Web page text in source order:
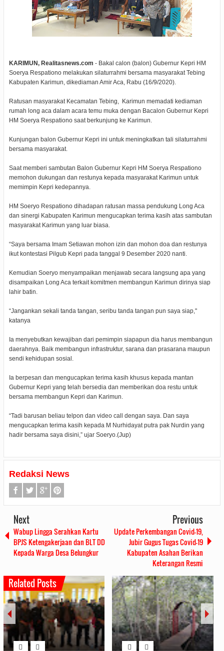
KARIMUN, Realitasnews.com - Bakal calon (balon) Gubernur Kepri HM
Soerya Respationo melakukan silaturrahmi bersama masyarakat Tebing
Kabupaten Karimun, dikediaman Amir Aca, Rabu (16/9/2020).
Ratusan masyarakat Kecamatan Tebing, Karimun memadati kediaman
rumah long aca dalam acara temu muka dengan Bacalon Gubernur Kepri
HM Soerya Respationo saat berkunjung ke Karimun.
Kunjungan balon Gubernur Kepri ini untuk meningkatkan tali silaturrahmi
bersama masyarakat.
Saat memberi sambutan Balon Gubernur Kepri HM Soerya Respationo
memohon dukungan dan restunya kepada masyarakat Karimun untuk
memimpin Kepri kedepannya.
HM Soeryo Respationo dihadapan ratusan massa pendukung Long Aca
dan sinergi Kabupaten Karimun mengucapkan terima kasih atas sambutan
masyarakat Karimun yang luar biasa.
“Saya bersama Imam Setiawan mohon izin dan mohon doa dan restunya
ikut kontestasi Pilgub Kepri pada tanggal 9 Desember 2020 nanti.
Kemudian Soeryo menyampaikan menjawab secara langsung apa yang
disampaikan Long Aca terkait komitmen membangun Karimun dirinya siap
lahir batin.
“Jangankan sekali tanda tangan, seribu tanda tangan pun saya siap,"
katanya
Ia menyebutkan kewajiban dari pemimpin siapapun dia harus membangun
daerahnya. Baik membangun infrastruktur, sarana dan prasarana maupun
sendi kehidupan sosial.
Ia berpesan dan mengucapkan terima kasih khusus kepada mantan
Gubernur Kepri yang telah bersedia dan memberikan doa restu untuk
bersama membangun Kepri dan Karimun.
“Tadi barusan beliau telpon dan video call dengan saya. Dan saya
mengucapkan terima kasih kepada M Nurhidayat putra pak Nurdin yang
hadir bersama saya disini,” ujar Soeryo.(Jup)
Redaksi News
Next
Wabup Lingga Serahkan Kartu
BPJS Ketengakerjaan dan BLT DD
Kepada Warga Desa Belungkur
Previous
Update Perkembangan Covid-19,
Jubir Gugus Tugas Covid-19
Kabupaten Asahan Berikan
Keterangan Resmi
Related Posts